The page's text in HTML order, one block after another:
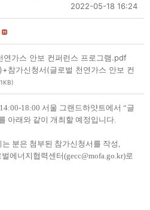
2022-05-18 16:24
연가스 안보 컨퍼런스 프로그램.pdf
참가신청서(글로벌 천연가스 안보 컨
18:00 서울 그랜드하얏트에서 “글
아래와 같이 개최할 예정입니다.
분은 첨부된 참가신청서를 작성,
에너지협력센터(gecc@mofa.go.kr)로